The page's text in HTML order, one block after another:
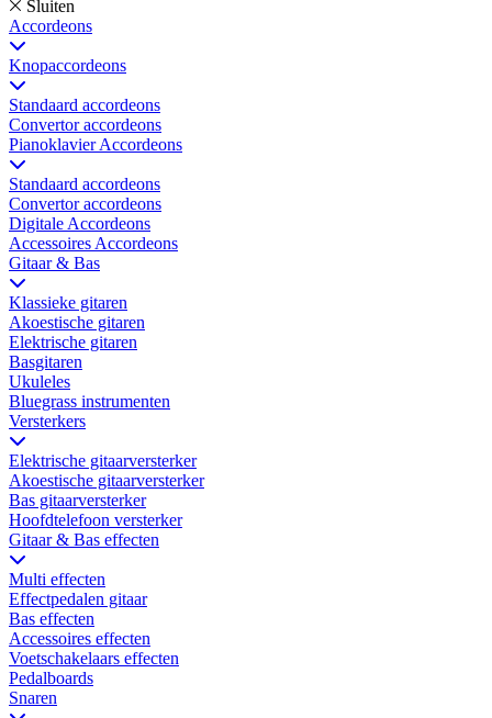
Sluiten
Accordeons
Knopaccordeons
Standaard accordeons
Convertor accordeons
Pianoklavier Accordeons
Standaard accordeons
Convertor accordeons
Digitale Accordeons
Accessoires Accordeons
Gitaar & Bas
Klassieke gitaren
Akoestische gitaren
Elektrische gitaren
Basgitaren
Ukuleles
Bluegrass instrumenten
Versterkers
Elektrische gitaarversterker
Akoestische gitaarversterker
Bas gitaarversterker
Hoofdtelefoon versterker
Gitaar & Bas effecten
Multi effecten
Effectpedalen gitaar
Bas effecten
Accessoires effecten
Voetschakelaars effecten
Pedalboards
Snaren